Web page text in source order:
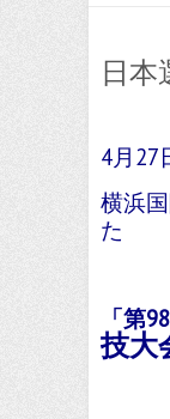
日本
4月27
横浜
た
「第
技大